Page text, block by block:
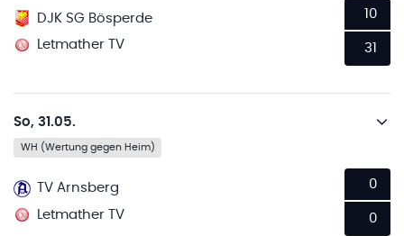
DJK SG Bösperde
Letmather TV
10
31
So, 31.05.
WH (Wertung gegen Heim)
TV Arnsberg
Letmather TV
0
0